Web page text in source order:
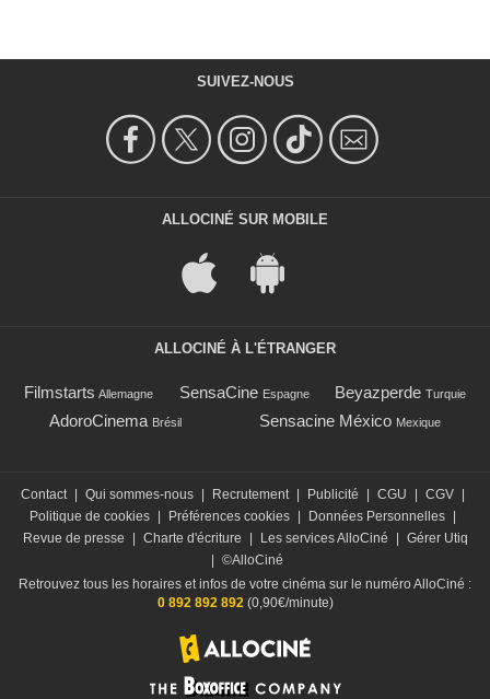
SUIVEZ-NOUS
ALLOCINÉ SUR MOBILE
ALLOCINÉ À L'ÉTRANGER
Filmstarts Allemagne SensaCine Espagne Beyazperde Turquie
AdoroCinema Brésil Sensacine México Mexique
Contact | Qui sommes-nous | Recrutement | Publicité | CGU | CGV |
Politique de cookies | Préférences cookies | Données Personnelles |
Revue de presse
| Charte d'écriture | Les services AlloCiné | Gérer Utiq
| ©AlloCiné
Retrouvez tous les horaires et infos de votre cinéma sur le numéro AlloCiné :
0 892 892 892 (0,90€/minute)